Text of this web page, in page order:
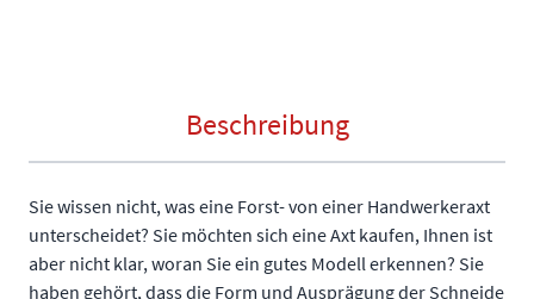
Beschreibung
Sie wissen nicht, was eine Forst- von einer Handwerkeraxt
unterscheidet? Sie möchten sich eine Axt kaufen, Ihnen ist
aber nicht klar, woran Sie ein gutes Modell erkennen? Sie
haben gehört, dass die Form und Ausprägung der Schneide